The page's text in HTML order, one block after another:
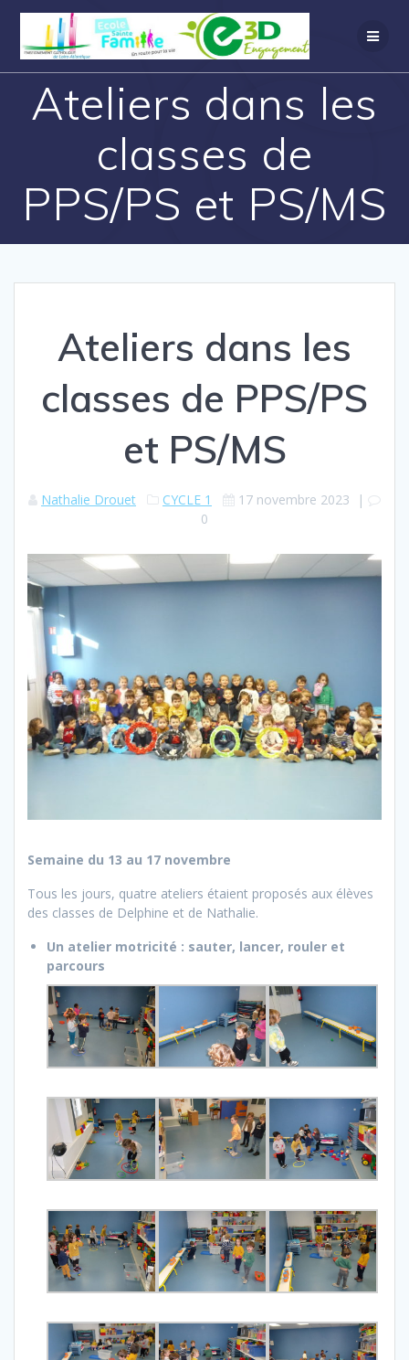
Ateliers dans les
classes de
PPS/PS et PS/MS
Ateliers dans les
classes de PPS/PS
et PS/MS
Nathalie Drouet CYCLE 1 17 novembre 2023 |
0
Semaine du 13 au 17 novembre
Tous les jours, quatre ateliers étaient proposés aux élèves
des classes de Delphine et de Nathalie.
Un atelier motricité : sauter, lancer, rouler et
parcours